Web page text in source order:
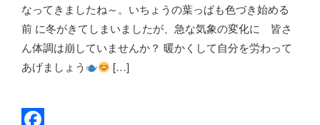
k
rなってきましたね～。いちょうの葉っぱも色づき始める
前 に冬がきてしまいましたが、急な気象の変化に 皆さ
ん体調は崩していませんか？ 暖かくして自分を労わって
あげましょう
[…]